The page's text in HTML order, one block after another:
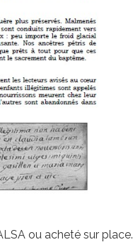
ou acheté sur place.